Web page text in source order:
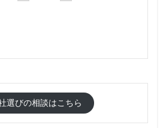
選びの相談はこちら